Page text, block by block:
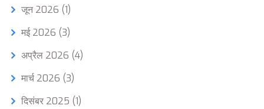
जून 2026 (1)
मई 2026 (3)
अप्रैल 2026 (4)
मार्च 2026 (3)
दिसंबर 2025 (1)